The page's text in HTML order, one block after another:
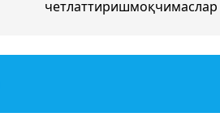
четлаттиришмоқчимаслар